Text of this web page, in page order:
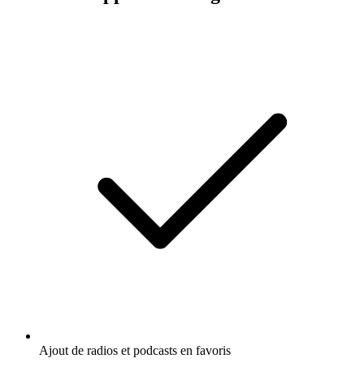
Ajout de radios et podcasts en favoris